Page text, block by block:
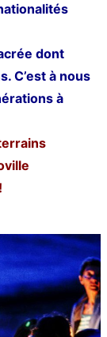
dont
C’est à nous
à